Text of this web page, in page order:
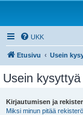
UKK
Etusivu Usein
Usein kysyttyä
Kirjautumisen ja
Miksi minun pitää